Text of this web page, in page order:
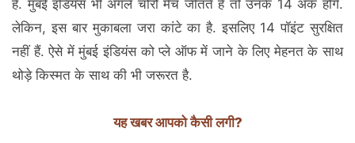
है. मुंबई इंडियंस भी अगले चोरों मैच जीतते हैं तो उनके 14 अंक होंगे.
लेकिन, इस बार मुकाबला जरा कांटे का है. इसलिए 14 पॉइंट सुरक्षित
नहीं हैं. ऐसे में मुंबई इंडियंस को प्ले ऑफ में जाने के लिए मेहनत के साथ
थोड़े किस्मत के साथ की भी जरूरत है.
यह खबर आपको कैसी लगी?